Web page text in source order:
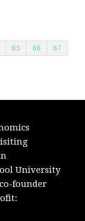
65 66 67
University
founder